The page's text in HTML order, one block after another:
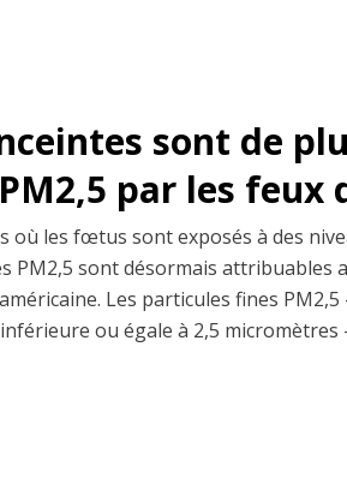
sont de
par les feux
où les fœtus sont exposés à des
PM2,5 sont désormais attribuables
Les particules fines PM2,5
ou égale à 2,5